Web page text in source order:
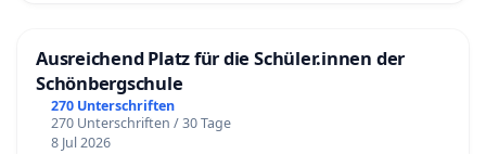
Ausreichend Platz für die Schüler.innen der
Schönbergschule
270 Unterschriften
270 Unterschriften / 30 Tage
8 Jul 2026